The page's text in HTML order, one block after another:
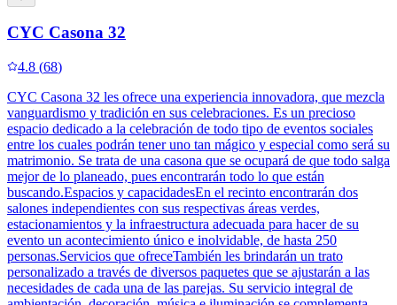
CYC Casona 32
4.8 (68)
CYC Casona 32 les ofrece una experiencia innovadora, que mezcla
vanguardismo y tradición en sus celebraciones. Es un precioso
espacio dedicado a la celebración de todo tipo de eventos sociales
entre los cuales podrán tener uno tan mágico y especial como será su
matrimonio. Se trata de una casona que se ocupará de que todo salga
mejor de lo planeado, pues encontrarán todo lo que están
buscando.Espacios y capacidadesEn el recinto encontrarán dos
salones independientes con sus respectivas áreas verdes,
estacionamientos y la infraestructura adecuada para hacer de su
evento un acontecimiento único e inolvidable, de hasta 250
personas.Servicios que ofreceTambién les brindarán un trato
personalizado a través de diversos paquetes que se ajustarán a las
necesidades de cada una de las parejas. Su servicio integral de